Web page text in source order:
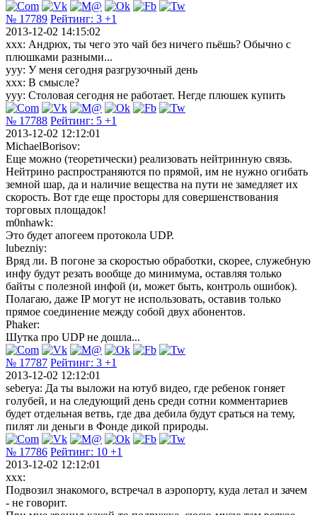
№ 17789 Рейтинг: 3 +1
2013-12-02 14:15:02
xxx: Андрюх, ты чего это чай без ничего пьёшь? Обычно с
плюшками разными...
yyy: У меня сегодня разгрузочный день
xxx: В смысле?
yyy: Столовая сегодня не работает. Негде плюшек купить
№ 17788 Рейтинг: 5 +1
2013-12-02 12:12:01
MichaelBorisov:
Еще можно (теоретически) реализовать нейтринную связь.
Нейтрино распространяются по прямой, им не нужно огибать
земной шар, да и наличие вещества на пути не замедляет их
скорость. Вот где еще просторы для совершенствования
торговых площадок!
m0nhawk:
Это будет апогеем протокола UDP.
lubezniy:
Вряд ли. В погоне за скоростью обработки, скорее, служебную
инфу будут резать вообще до минимума, оставляя только
байты с полезной инфой (и, может быть, контроль ошибок).
Полагаю, даже IP могут не использовать, оставив только
прямое соединение между собой двух абонентов.
Phaker:
Шутка про UDP не дошла...
№ 17787 Рейтинг: 3 +1
2013-12-02 12:12:01
seberya: Да ты выложи на ютуб видео, где ребенок гоняет
голубей, и на следующий день среди сотни комментариев
будет отдельная ветвь, где два дебила будут сраться на тему,
пилят ли деньги в Фонде дикой природы.
№ 17786 Рейтинг: 10 +1
2013-12-02 12:12:01
xxx:
Подвозил знакомого, встречал в аэропорту, куда летал и зачем
- не говорит.